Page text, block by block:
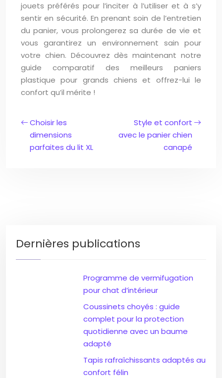
jouets préférés pour l’inciter à l’utiliser et à s’y
sentir en sécurité. En prenant soin de l’entretien
du panier, vous prolongerez sa durée de vie et
vous garantirez un environnement sain pour
votre chien. Découvrez dès maintenant notre
guide comparatif des meilleurs paniers
plastique pour grands chiens et offrez-lui le
confort qu’il mérite !
Choisir les
dimensions
parfaites du lit XL
Style et confort
avec le panier chien
canapé
Dernières publications
Programme de vermifugation
pour chat d’intérieur
Coussinets choyés : guide
complet pour la protection
quotidienne avec un baume
adapté
Tapis rafraîchissants adaptés au
confort félin